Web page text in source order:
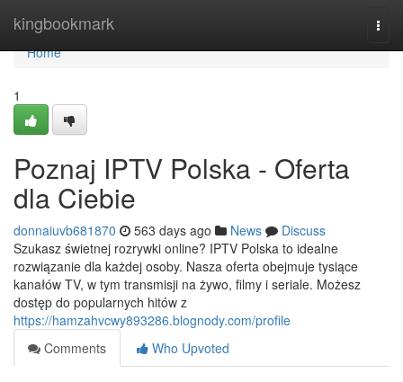
kingbookmark
Home
Home
1
Poznaj IPTV Polska - Oferta
dla Ciebie
donnaiuvb681870 563 days ago News
Discuss
Szukasz świetnej rozrywki online? IPTV Polska to idealne
rozwiązanie dla każdej osoby. Nasza oferta obejmuje tysiące
kanałów TV, w tym transmisji na żywo, filmy i seriale. Możesz
dostęp do popularnych hitów z
https://hamzahvcwy893286.blognody.com/profile
Comments
Who Upvoted